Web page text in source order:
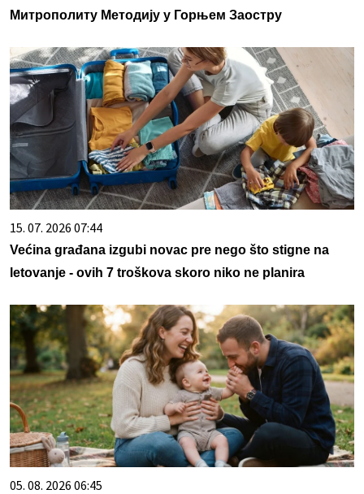
Митрополиту Методију у Горњем Заостру
15. 07. 2026 07:44
Većina građana izgubi novac pre nego što stigne na
letovanje - ovih 7 troškova skoro niko ne planira
05. 08. 2026 06:45